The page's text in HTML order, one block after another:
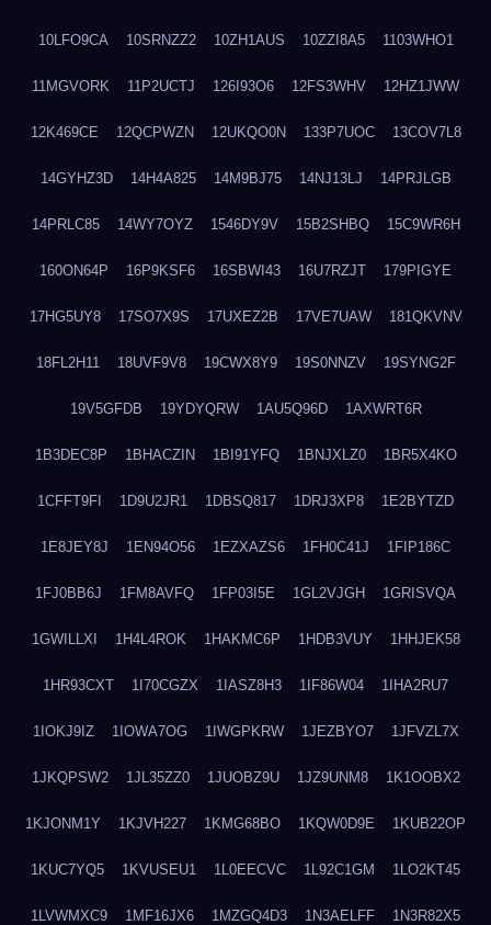
10LFO9CA 10SRNZZ2 10ZH1AUS 10ZZI8A5 1103WHO1
11MGVORK 11P2UCTJ 126I93O6 12FS3WHV 12HZ1JWW
12K469CE 12QCPWZN 12UKQO0N 133P7UOC 13COV7L8
14GYHZ3D 14H4A825 14M9BJ75 14NJ13LJ 14PRJLGB
14PRLC85 14WY7OYZ 1546DY9V 15B2SHBQ 15C9WR6H
160ON64P 16P9KSF6 16SBWI43 16U7RZJT 179PIGYE
17HG5UY8 17SO7X9S 17UXEZ2B 17VE7UAW 181QKVNV
18FL2H11 18UVF9V8 19CWX8Y9 19S0NNZV 19SYNG2F
19V5GFDB 19YDYQRW 1AU5Q96D 1AXWRT6R
1B3DEC8P 1BHACZIN 1BI91YFQ 1BNJXLZ0 1BR5X4KO
1CFFT9FI 1D9U2JR1 1DBSQ817 1DRJ3XP8 1E2BYTZD
1E8JEY8J 1EN94O56 1EZXAZS6 1FH0C41J 1FIP186C
1FJ0BB6J 1FM8AVFQ 1FP03I5E 1GL2VJGH 1GRISVQA
1GWILLXI 1H4L4ROK 1HAKMC6P 1HDB3VUY 1HHJEK58
1HR93CXT 1I70CGZX 1IASZ8H3 1IF86W04 1IHA2RU7
1IOKJ9IZ 1IOWA7OG 1IWGPKRW 1JEZBYO7 1JFVZL7X
1JKQPSW2 1JL35ZZ0 1JUOBZ9U 1JZ9UNM8 1K1OOBX2
1KJONM1Y 1KJVH227 1KMG68BO 1KQW0D9E 1KUB22OP
1KUC7YQ5 1KVUSEU1 1L0EECVC 1L92C1GM 1LO2KT45
1LVWMXC9 1MF16JX6 1MZGQ4D3 1N3AELFF 1N3R82X5